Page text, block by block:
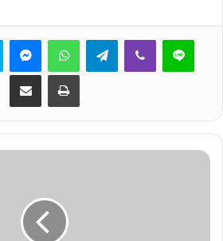
Skype MessengerWhatsAppTelegramViber Line
Share via Email Print